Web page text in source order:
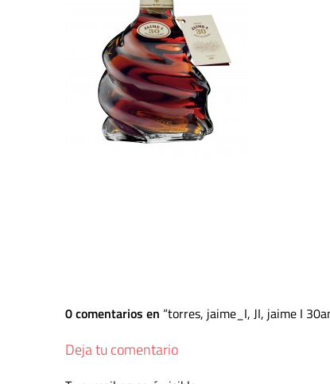
0 comentarios en torres, jaime_I, JI, jaime I
Deja tu comentario